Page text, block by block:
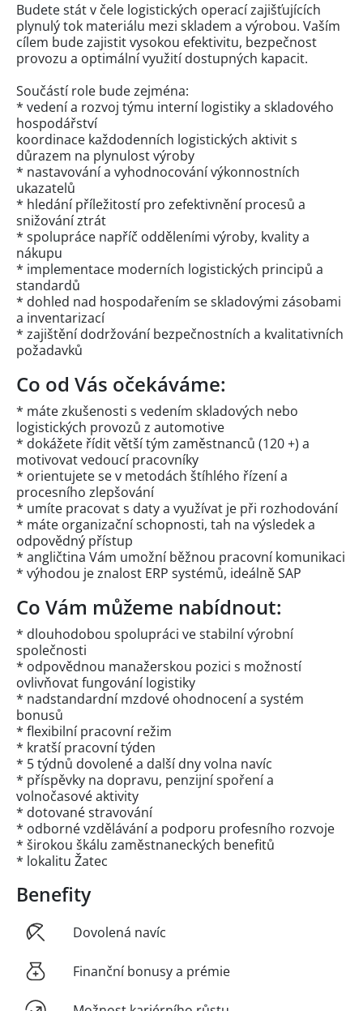
Budete stát v čele logistických operací zajišťujících
plynulý tok materiálu mezi skladem a výrobou. Vaším
cílem bude zajistit vysokou efektivitu, bezpečnost
provozu a optimální využití dostupných kapacit.
Součástí role bude zejména:
* vedení a rozvoj týmu interní logistiky a skladového
hospodářství
koordinace každodenních logistických aktivit s
důrazem na plynulost výroby
* nastavování a vyhodnocování výkonnostních
ukazatelů
* hledání příležitostí pro zefektivnění procesů a
snižování ztrát
* spolupráce napříč odděleními výroby, kvality a
nákupu
* implementace moderních logistických principů a
standardů
* dohled nad hospodařením se skladovými zásobami
a inventarizací
* zajištění dodržování bezpečnostních a kvalitativních
požadavků
Co od Vás očekáváme:
* máte zkušenosti s vedením skladových nebo
logistických provozů z automotive
* dokážete řídit větší tým zaměstnanců (120 +) a
motivovat vedoucí pracovníky
* orientujete se v metodách štíhlého řízení a
procesního zlepšování
* umíte pracovat s daty a využívat je při rozhodování
* máte organizační schopnosti, tah na výsledek a
odpovědný přístup
* angličtina Vám umožní běžnou pracovní komunikaci
* výhodou je znalost ERP systémů, ideálně SAP
Co Vám můžeme nabídnout:
* dlouhodobou spolupráci ve stabilní výrobní
společnosti
* odpovědnou manažerskou pozici s možností
ovlivňovat fungování logistiky
* nadstandardní mzdové ohodnocení a systém
bonusů
* flexibilní pracovní režim
* kratší pracovní týden
* 5 týdnů dovolené a další dny volna navíc
* příspěvky na dopravu, penzijní spoření a
volnočasové aktivity
* dotované stravování
* odborné vzdělávání a podporu profesního rozvoje
* širokou škálu zaměstnaneckých benefitů
* lokalitu Žatec
Benefity
Dovolená navíc
Finanční bonusy a prémie